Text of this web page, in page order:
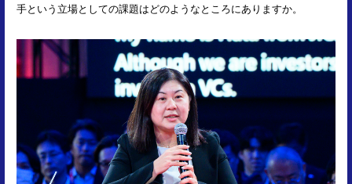
手という立場としての課題はどのようなところにありますか。